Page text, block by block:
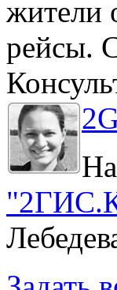
жители
рейсы.